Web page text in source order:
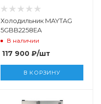
Холодильник MAYTAG
5GBB2258EA
В наличии
117 900₽/шт
В КОРЗИНУ